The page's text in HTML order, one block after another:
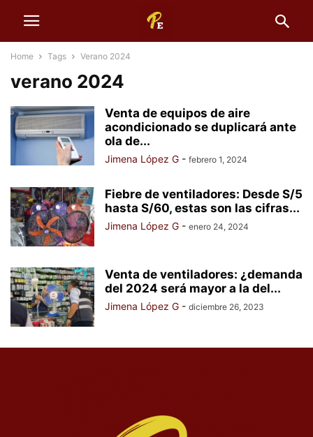
Home Tags Verano 2024
verano 2024
Venta de equipos de aire
acondicionado se duplicará ante
ola de...
Jimena López G - febrero 1, 2024
Fiebre de ventiladores: Desde S/5
hasta S/60, estas son las cifras...
Jimena López G - enero 24, 2024
Venta de ventiladores: ¿demanda
del 2024 será mayor a la del...
Jimena López G - diciembre 26, 2023